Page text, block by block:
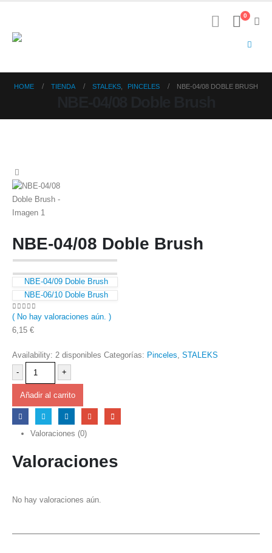
0
HOME TIENDA STALEKS PINCELES NBE-04/08 DOBLE BRUSH
NBE-04/08 Doble Brush
NBE-04/09 Doble Brush
NBE-06/10 Doble Brush
0 out of 5
( No hay valoraciones aún. )
6,15 €
Availability: 2 disponibles Categorías: Pinceles STALEKS
-
+
Añadir al carrito
Valoraciones (0)
Valoraciones
No hay valoraciones aún.